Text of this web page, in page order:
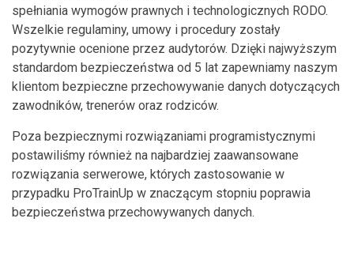
spełniania wymogów prawnych i technologicznych RODO.
Wszelkie regulaminy, umowy i procedury zostały
pozytywnie ocenione przez audytorów. Dzięki najwyższym
standardom bezpieczeństwa od 5 lat zapewniamy naszym
klientom bezpieczne przechowywanie danych dotyczących
zawodników, trenerów oraz rodziców.
Poza bezpiecznymi rozwiązaniami programistycznymi
postawiliśmy również na najbardziej zaawansowane
rozwiązania serwerowe, których zastosowanie w
przypadku ProTrainUp w znaczącym stopniu poprawia
bezpieczeństwa przechowywanych danych.